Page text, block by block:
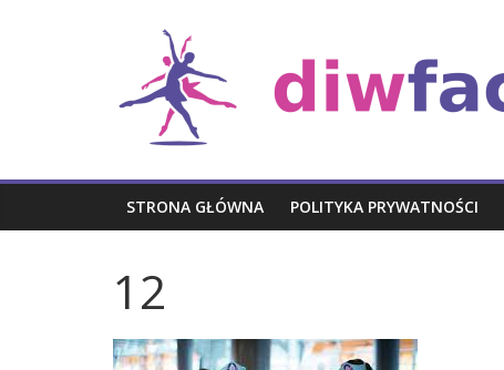
Rozrywka
STRONA GŁÓWNA POLITYKA PRYWATNOŚCI
12